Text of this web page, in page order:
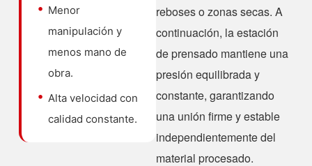
Menor
manipulación y
menos mano de
obra.
Alta velocidad con
calidad constante.
reboses o zonas secas. A
continuación, la estación
de prensado mantiene una
presión equilibrada y
constante, garantizando
una unión firme y estable
independientemente del
material procesado.